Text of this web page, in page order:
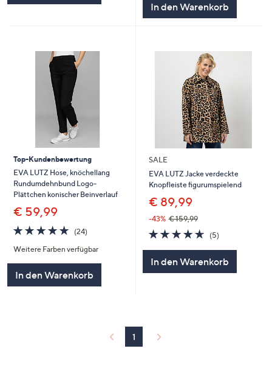
In den Warenkorb
Top-Kundenbewertung
EVA LUTZ Hose, knöchellang
Rundumdehnbund Logo-
Plättchen konischer Beinverlauf
€ 59,99
4.7
von
5
(24)24
Weitere Farben verfügbar
In den Warenkorb
SALE
EVA LUTZ Jacke verdeckte
Knopfleiste figurumspielend
€ 89,99
-43% € 159,99
4.6
von
(5)5
In den Warenkorb
1